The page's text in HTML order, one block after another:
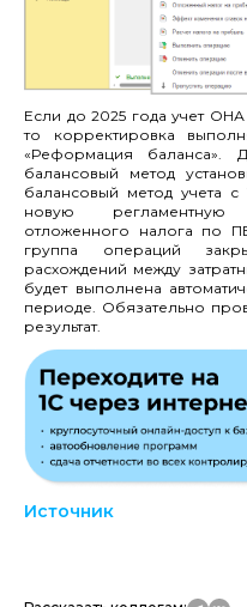
Если до 2025 года учет
то корректировка
«Реформация баланса».
балансовый метод
балансовый метод учета
новую регламентную
отложенного налога по
группа операций
расхождений между
будет выполнена
периоде. Обязательно
результат.
Источник